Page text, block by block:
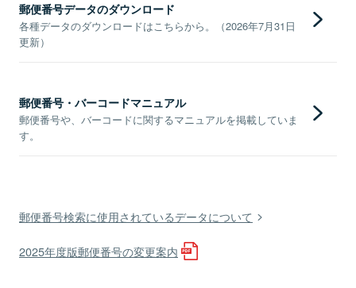
郵便番号データのダウンロード
各種データのダウンロードはこちらから。（2026年7月31日
更新）
郵便番号・バーコードマニュアル
郵便番号や、バーコードに関するマニュアルを掲載していま
す。
郵便番号検索に使用されているデータについて
2025年度版郵便番号の変更案内